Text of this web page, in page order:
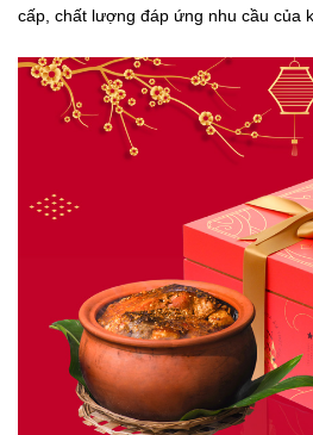
cấp, chất lượng đáp ứng nhu cầu của